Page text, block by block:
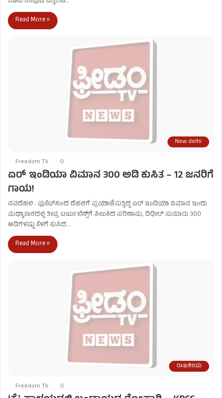
Read More »
New delhi
Freedom TV 0
ಏರ್ ಇಂಡಿಯಾ ವಿಮಾನ 300 ಅಡಿ ಕುಸಿತ – 12 ಜನರಿಗೆ
ಗಾಯ!
ನವದೆಹಲಿ : ಫುಕೆಟ್‌ನಿಂದ ದೆಹಲಿಗೆ ಪ್ರಯಾಣಿಸುತ್ತಿದ್ದ ಏರ್ ಇಂಡಿಯಾ ವಿಮಾನ ಇಂದು
ಮಧ್ಯಾಕಾಶದಲ್ಲಿ ತೀವ್ರ ಟರ್ಬುಲೆನ್ಸ್‌ಗೆ ಸಿಲುಕಿದ ಪರಿಣಾಮ, ದಿಢೀರ್ ಸುಮಾರು 300
ಅಡಿಗಳಷ್ಟು ಕೆಳಗೆ ಕುಸಿದ…
Read More »
ರಾಜಕೀಯ
Freedom TV 0